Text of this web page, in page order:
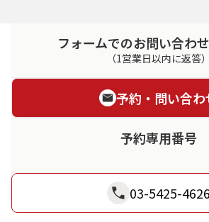
フォームでのお問い合わ
（1営業日以内に返答）
予約・問い合わ
予約専用番号
03-5425-4626